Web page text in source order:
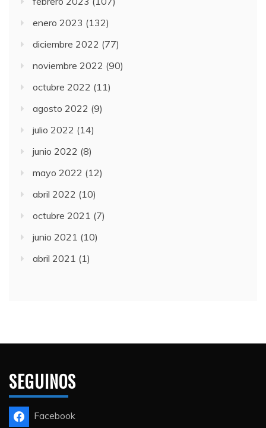
enero 2023 (132)
diciembre 2022 (77)
noviembre 2022 (90)
octubre 2022 (11)
agosto 2022 (9)
julio 2022 (14)
junio 2022 (8)
mayo 2022 (12)
abril 2022 (10)
octubre 2021 (7)
junio 2021 (10)
abril 2021 (1)
SEGUINOS
Facebook